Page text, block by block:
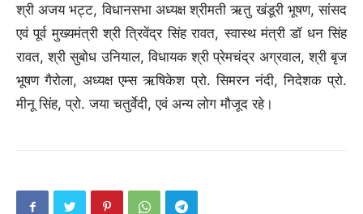
श्री अजय भट्ट, विधानसभा अध्यक्ष श्रीमती ऋतु खंडूरी भूषण, सांसद
एवं पूर्व मुख्यमंत्री श्री त्रिवेंद्र सिंह रावत, स्वास्थ मंत्री डॉ धन सिंह
रावत, श्री सुबोध उनियाल, विधायक श्री प्रेमचंद्र अग्रवाल, श्री बृज
भूषण गैरोला, अध्यक्ष एम्स ऋषिकेश प्रो. सिमरन नंदी, निदेशक प्रो.
मीनू सिंह, प्रो. जया चतुर्वेदी, एवं अन्य लोग मौजूद रहे।